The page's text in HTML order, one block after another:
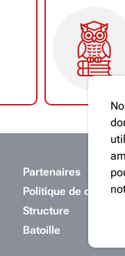
Partenaires
Politique de
Structure
Batoille